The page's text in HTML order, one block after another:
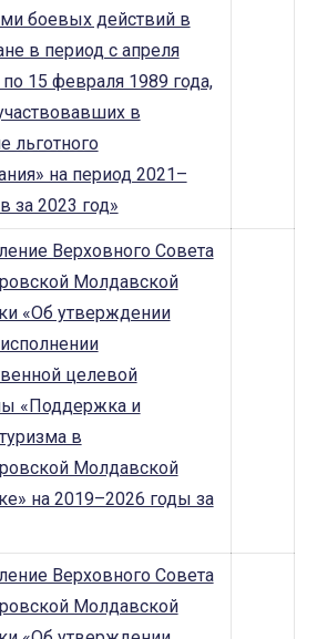
боевых действий в
в период с апреля
по 15 февраля 1989 года,
в
льготного
на период 2021–
за 2023 год»
Верховного Совета
Молдавской
«Об утверждении
целевой
«Поддержка и
в
Молдавской
на 2019–2026 годы за
Верховного Совета
Молдавской